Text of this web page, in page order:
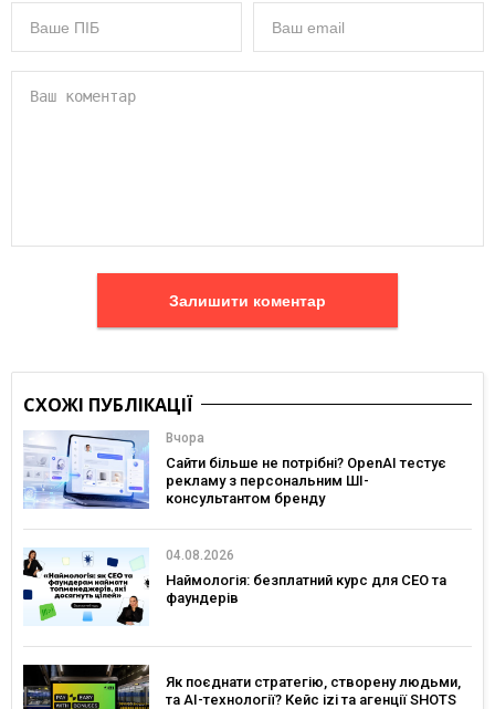
Залишити коментар
СХОЖІ ПУБЛІКАЦІЇ
Вчора
Сайти більше не потрібні? OpenAI тестує
рекламу з персональним ШІ-
консультантом бренду
04.08.2026
Наймологія: безплатний курс для CEO та
фаундерів
Як поєднати стратегію, створену людьми,
та AI-технології? Кейс izi та агенції SHOTS